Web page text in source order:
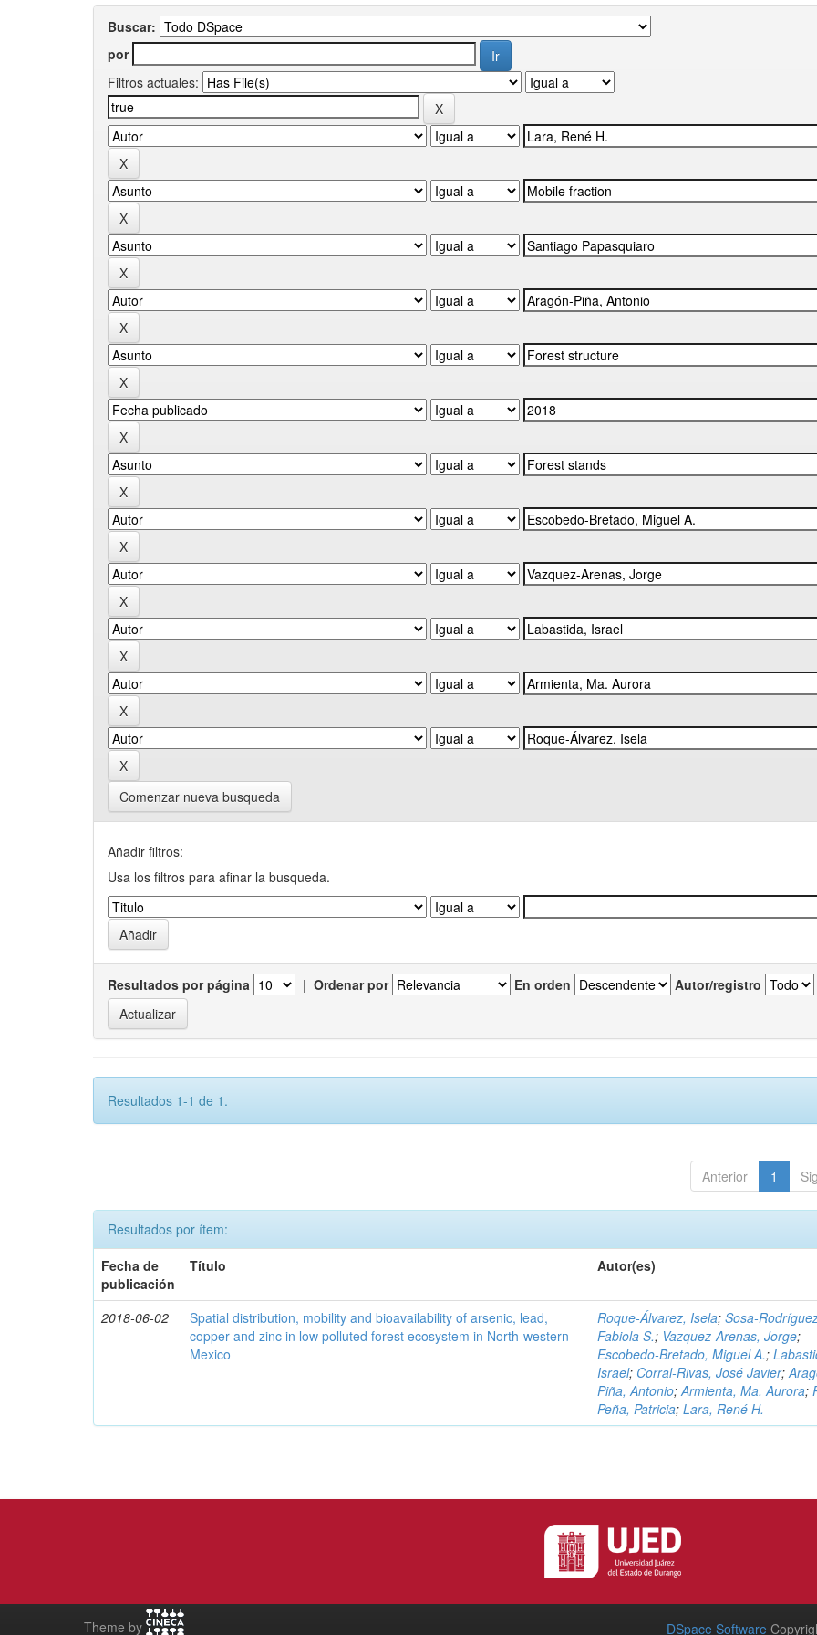
Buscar:
por
Filtros actuales:
Comenzar nueva busqueda
Añadir filtros:
Usa los filtros para afinar la busqueda.
Resultados por página | Ordenar por En orden Autor/registro
Resultados 1-1 de 1.
Anterior 1
Resultados por ítem:
Fecha de
publicación
Título Autor(es)
2018-06-02
Spatial distribution, mobility and bioavailability of arsenic, lead,
copper and zinc in low polluted forest ecosystem in North-western
Mexico
Roque-Álvarez, Isela;Sosa-
Fabiola S.; Vazquez-Arenas, Jorge;
Escobedo-Bretado, Miguel A.;
Israel; Corral-Rivas, José Javier;
Piña, Antonio;Armienta, Ma. Aurora;
Peña, Patricia;Lara, René H.
Theme by DSpace Software